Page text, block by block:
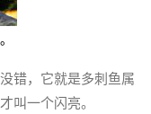
错，它就是多刺鱼属
叫一个闪亮。